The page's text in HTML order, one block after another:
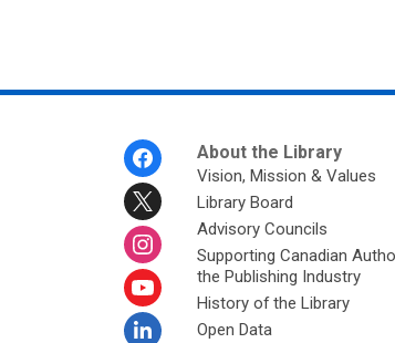
About the Library
Vision, Mission & Values
Library Board
Advisory Councils
Supporting Canadian
the Publishing Industry
History of the Library
Open Data